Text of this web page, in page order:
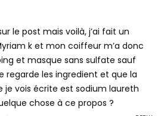
le post mais voilà, j’ai fait un
k et mon coiffeur m’a donc
et masque sans sulfate sauf
regarde les ingredient et que la
je vois écrite est sodium laureth
chose à ce propos ?